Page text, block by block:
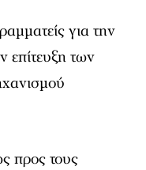
για την
επίτευξη των
προς τους